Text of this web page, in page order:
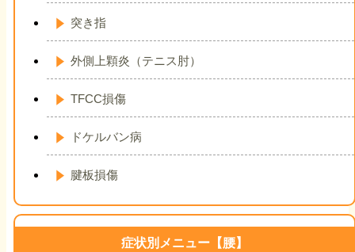
突き指
外側上顆炎（テニス肘）
TFCC損傷
ドケルバン病
腱板損傷
症状別メニュー【腰】